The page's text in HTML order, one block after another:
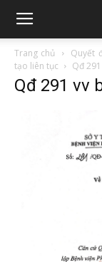
Trang chủ
Quyết
tạo liên tục
Qđ
Qđ 291 vv